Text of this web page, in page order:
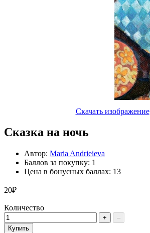
Скачать изображение
Сказка на ночь
Автор: Maria Andrieieva
Баллов за покупку: 1
Цена в бонусных баллах: 13
20₽
Количество
+
–
Купить